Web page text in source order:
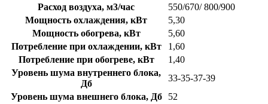
Расход воздуха, м3/час
550/670/ 800/900
Мощность охлаждения, кВт
5,30
Мощность обогрева, кВт
5,60
Потребление при охлаждении, кВт
1,60
Потребление при обогреве, кВт
1,40
Уровень шума внутреннего блока,
Дб
33-35-37-39
Уровень шума внешнего блока, Дб
52